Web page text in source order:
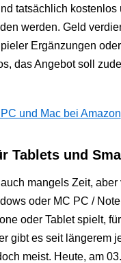
tatsächlich kostenlos
werden. Geld
Ergänzungen
das Angebot soll
und Mac bei Amazon
Tablets und
mangels Zeit,
oder MC PC /
oder Tablet spielt,
gibt es seit längerem
meist. Heute, am